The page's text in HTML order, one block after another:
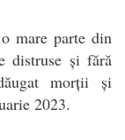
mare parte din
distruse și fără
morții și
2023.